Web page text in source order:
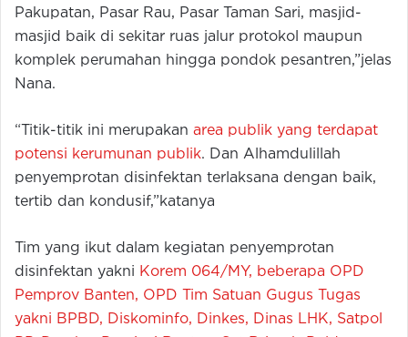
Pakupatan, Pasar Rau, Pasar Taman Sari, masjid-
masjid baik di sekitar ruas jalur protokol maupun
komplek perumahan hingga pondok pesantren,”jelas
Nana.
“Titik-titik ini merupakan area publik yang terdapat
potensi kerumunan publik. Dan Alhamdulillah
penyemprotan disinfektan terlaksana dengan baik,
tertib dan kondusif,”katanya
Tim yang ikut dalam kegiatan penyemprotan
disinfektan yakni Korem 064/MY, beberapa OPD
Pemprov Banten, OPD Tim Satuan Gugus Tugas
yakni BPBD, Diskominfo, Dinkes, Dinas LHK, Satpol